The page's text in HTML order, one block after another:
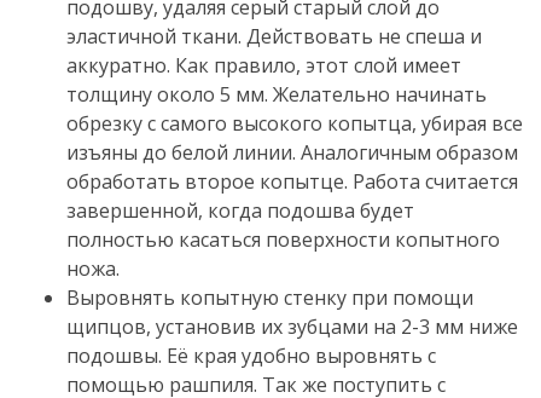
подошву, удаляя серый старый слой до
эластичной ткани. Действовать не спеша и
аккуратно. Как правило, этот слой имеет
толщину около 5 мм. Желательно начинать
обрезку с самого высокого копытца, убирая все
изъяны до белой линии. Аналогичным образом
обработать второе копытце. Работа считается
завершенной, когда подошва будет
полностью касаться поверхности копытного
ножа.
Выровнять копытную стенку при помощи
щипцов, установив их зубцами на 2-3 мм ниже
подошвы. Её края удобно выровнять с
помощью рашпиля. Так же поступить с